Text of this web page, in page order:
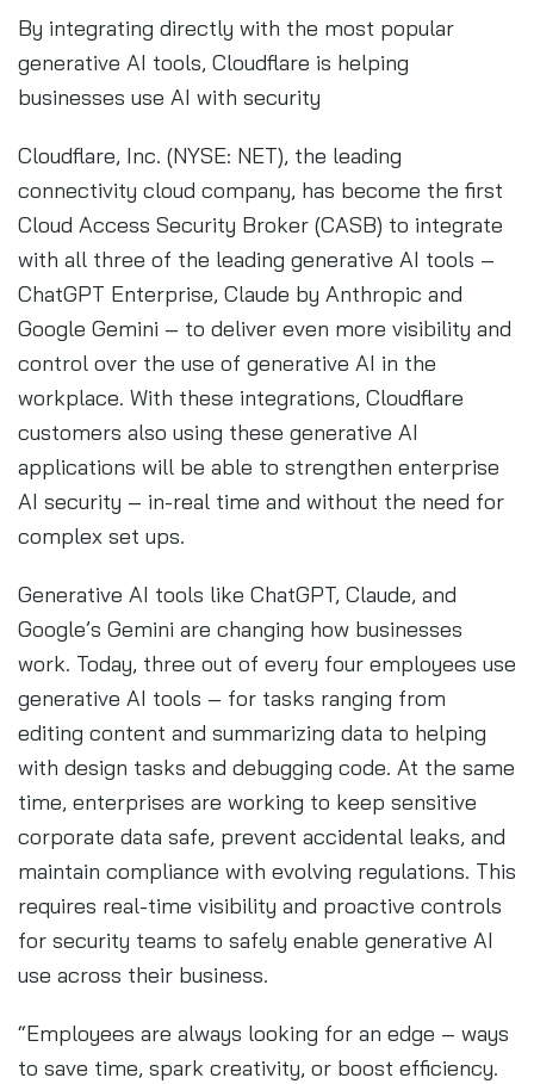
By integrating directly with the most popular
generative AI tools, Cloudflare is helping
businesses use AI with security
Cloudflare, Inc. (NYSE: NET), the leading
connectivity cloud company, has become the first
Cloud Access Security Broker (CASB) to integrate
with all three of the leading generative AI tools –
ChatGPT Enterprise, Claude by Anthropic and
Google Gemini – to deliver even more visibility and
control over the use of generative AI in the
workplace. With these integrations, Cloudflare
customers also using these generative AI
applications will be able to strengthen enterprise
AI security – in-real time and without the need for
complex set ups.
Generative AI tools like ChatGPT, Claude, and
Google’s Gemini are changing how businesses
work. Today, three out of every four employees use
generative AI tools – for tasks ranging from
editing content and summarizing data to helping
with design tasks and debugging code. At the same
time, enterprises are working to keep sensitive
corporate data safe, prevent accidental leaks, and
maintain compliance with evolving regulations. This
requires real-time visibility and proactive controls
for security teams to safely enable generative AI
use across their business.
“Employees are always looking for an edge – ways
to save time, spark creativity, or boost efficiency.